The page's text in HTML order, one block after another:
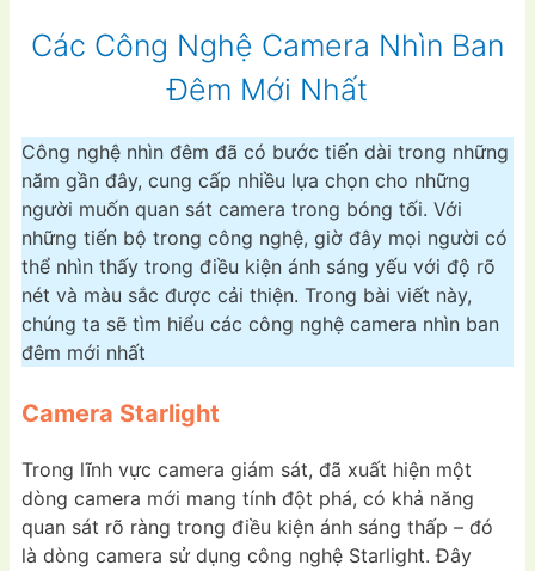
Các Công Nghệ Camera Nhìn Ban
Đêm Mới Nhất
Công nghệ nhìn đêm đã có bước tiến dài trong những
năm gần đây, cung cấp nhiều lựa chọn cho những
người muốn quan sát camera trong bóng tối. Với
những tiến bộ trong công nghệ, giờ đây mọi người có
thể nhìn thấy trong điều kiện ánh sáng yếu với độ rõ
nét và màu sắc được cải thiện. Trong bài viết này,
chúng ta sẽ tìm hiểu các công nghệ camera nhìn ban
đêm mới nhất
Camera Starlight
Trong lĩnh vực camera giám sát, đã xuất hiện một
dòng camera mới mang tính đột phá, có khả năng
quan sát rõ ràng trong điều kiện ánh sáng thấp – đó
là dòng camera sử dụng công nghệ Starlight. Đây